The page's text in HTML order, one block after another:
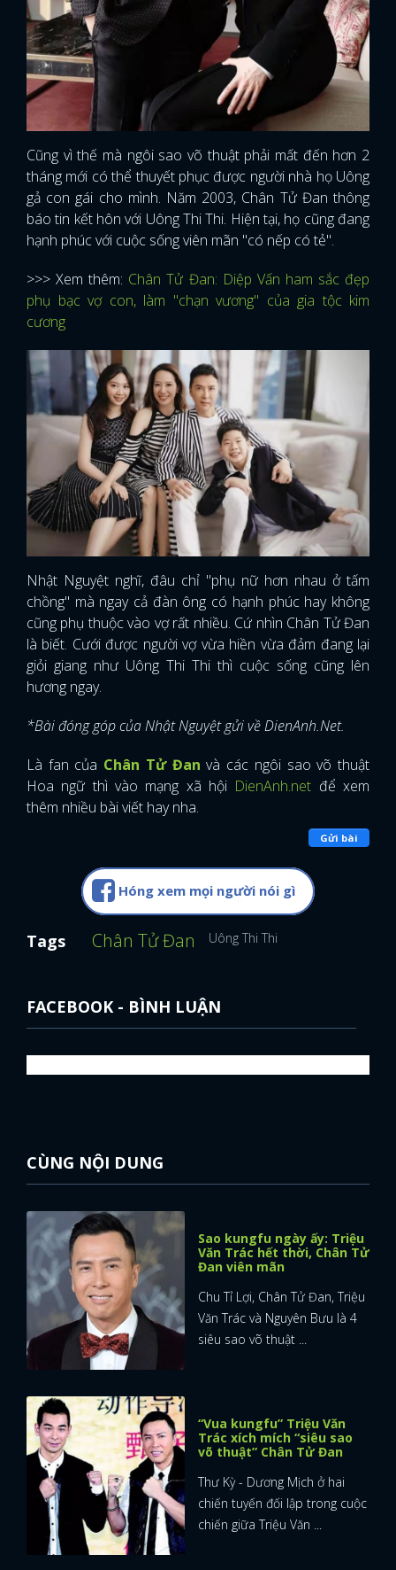
FACEBOOK GOOGLE
Cũng vì thế mà ngôi sao võ thuật phải mất đến hơn 2
tháng mới có thể thuyết phục được người nhà họ Uông
gả con gái cho mình. Năm 2003, Chân Tử Đan thông
báo tin kết hôn với Uông Thi Thi. Hiện tại, họ cũng đang
hạnh phúc với cuộc sống viên mãn "có nếp có tẻ".
>>> Xem thêm: Chân Tử Đan: Diệp Vấn ham sắc đẹp
phụ bạc vợ con, làm "chạn vương" của gia tộc kim
cương
Nhật Nguyệt nghĩ, đâu chỉ "phụ nữ hơn nhau ở tấm
chồng" mà ngay cả đàn ông có hạnh phúc hay không
cũng phụ thuộc vào vợ rất nhiều. Cứ nhìn Chân Tử Đan
là biết. Cưới được người vợ vừa hiền vừa đảm đang lại
giỏi giang như Uông Thi Thi thì cuộc sống cũng lên
hương ngay.
*Bài đóng góp của Nhật Nguyệt gửi về DienAnh.Net.
Là fan của Chân Tử Đan và các ngôi sao võ thuật
Hoa ngữ thì vào mạng xã hội DienAnh.net để xem
thêm nhiều bài viết hay nha.
Gửi bài
Hóng xem mọi người nói gì
Tags Chân Tử Đan Uông Thi Thi
FACEBOOK - BÌNH LUẬN
CÙNG NỘI DUNG
Sao kungfu ngày ấy: Triệu
Văn Trác hết thời, Chân Tử
Đan viên mãn
Chu Tỉ Lợi, Chân Tử Đan, Triệu
Văn Trác và Nguyên Bưu là 4
siêu sao võ thuật ...
“Vua kungfu” Triệu Văn
Trác xích mích “siêu sao
võ thuật” Chân Tử Đan
Thư Kỳ - Dương Mịch ở hai
chiến tuyến đối lập trong cuộc
chiến giữa Triệu Văn ...